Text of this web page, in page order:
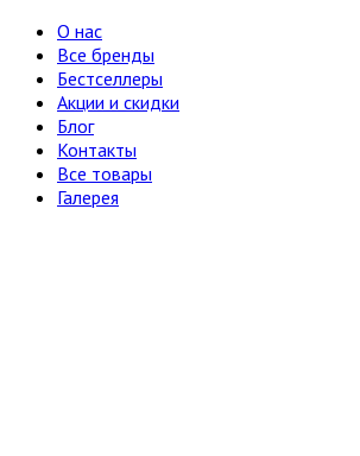
О нас
Все бренды
Бестселлеры
Акции и скидки
Блог
Контакты
Все товары
Галерея